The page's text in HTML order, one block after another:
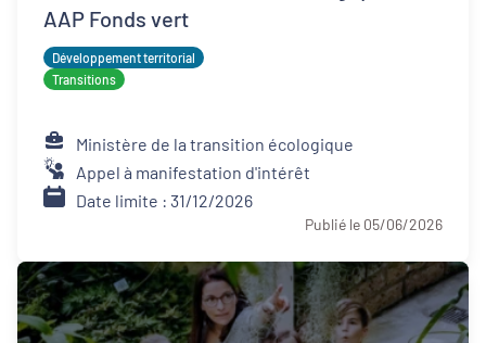
AAP Fonds vert
Développement territorial
Transitions
Ministère de la transition écologique
Appel à manifestation d'intérêt
Date limite : 31/12/2026
Publié le 05/06/2026